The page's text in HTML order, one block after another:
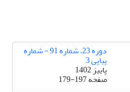
دوره 23، شماره 91 - شماره
پیاپی 3
پاییز 1402
صفحه179-197